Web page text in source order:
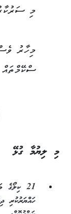
މި
މިހާރު
މި ލިޔުމާ ގުޅޭ
21
ހައްޔަރުކުރި